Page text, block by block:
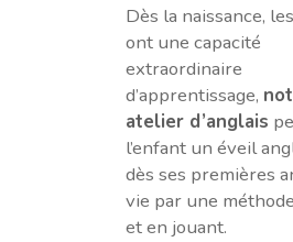
Dès la naissance,
ont une capacité
extraordinaire
d’apprentissage,
atelier d’anglais
l’enfant un éveil
dès ses premières
vie par une
et en jouant.